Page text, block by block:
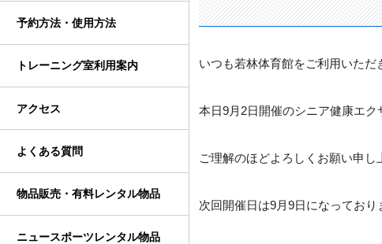
予約方法・使用方法
トレーニング室利用案内
アクセス
よくある質問
物品販売・有料レンタル物品
ニュースポーツレンタル物品
いつも若林体育館をご利用いただ
本日9月2日開催のシニア健康エ
ご理解のほどよろしくお願い申し
次回開催日は9月9日になっており